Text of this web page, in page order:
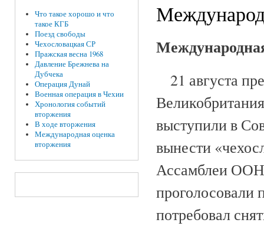
Что такое хорошо и что
такое КГБ
Поезд свободы
Чехословацкая СР
Пражская весна 1968
Давление Брежнева на
Дубчека
Операция Дунай
Военная операция в Чехии
Хронология событий
вторжения
В ходе вторжения
Международная оценка
вторжения
21 августа
выступили в
вынести
Ассамблеи
проголосовали
потребовал